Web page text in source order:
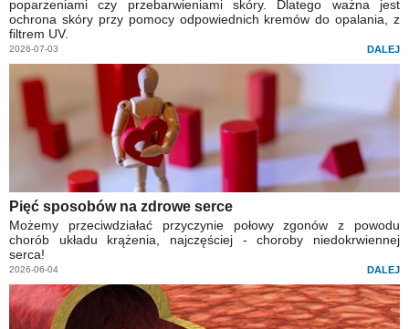
poparzeniami czy przebarwieniami skóry. Dlatego ważna jest
ochrona skóry przy pomocy odpowiednich kremów do opalania, z
filtrem UV.
2026-07-03 DALEJ
Pięć sposobów na zdrowe serce
Możemy przeciwdziałać przyczynie połowy zgonów z powodu
chorób układu krążenia, najczęściej - choroby niedokrwiennej
serca!
2026-06-04 DALEJ